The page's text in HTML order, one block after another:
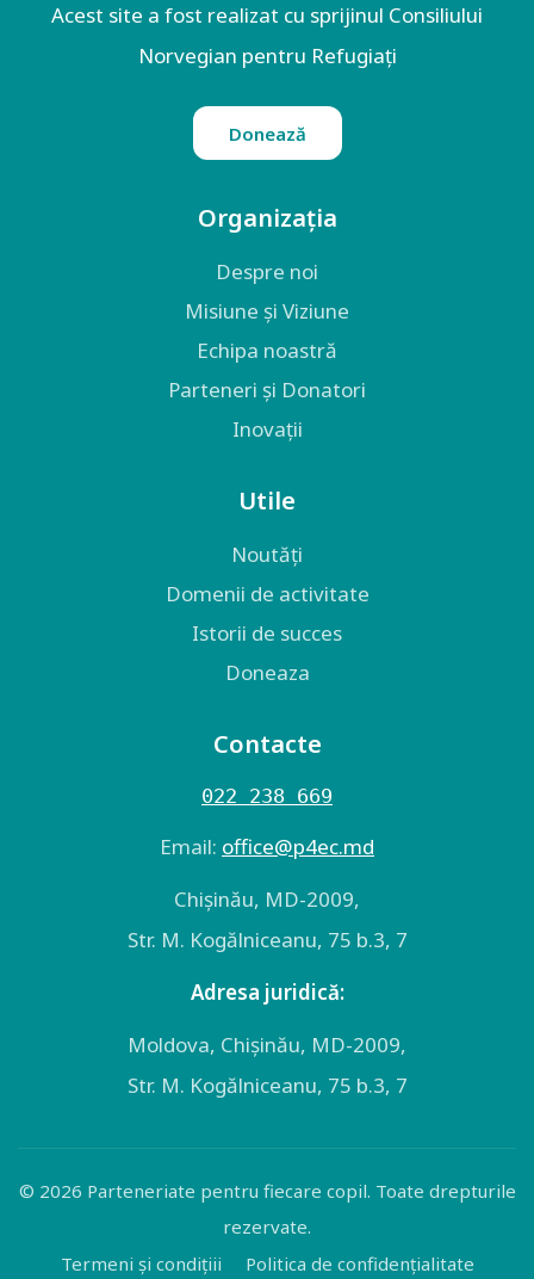
Acest site a fost realizat cu sprijinul Consiliului
Norvegian pentru Refugiați
Donează
Organizația
Despre noi
Misiune și Viziune
Echipa noastră
Parteneri și Donatori
Inovații
Utile
Noutăți
Domenii de activitate
Istorii de succes
Doneaza
Contacte
022 238 669
Email: оffice@p4ec.md
Chişinău, MD-2009,
Str. M. Kogălniceanu, 75 b.3, 7
Adresa juridică:
Moldova, Chişinău, MD-2009,
Str. M. Kogălniceanu, 75 b.3, 7
© 2026 Parteneriate pentru fiecare copil. Toate drepturile
rezervate.
Termeni și condițiii
Politica de confidențialitate